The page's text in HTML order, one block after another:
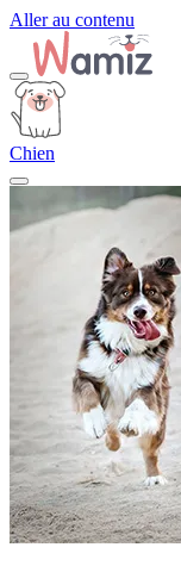
Aller au contenu
Chien